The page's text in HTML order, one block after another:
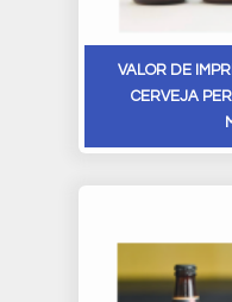
VALOR DE
CERVEJA